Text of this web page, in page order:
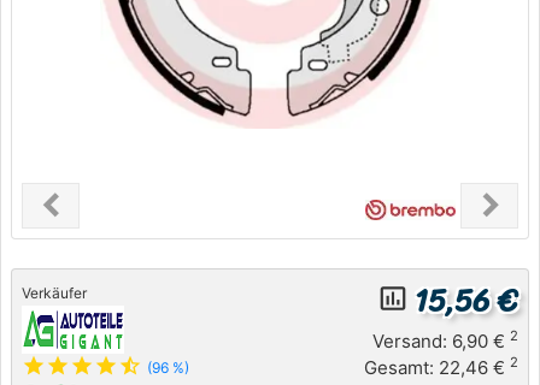
chevron_leftPrevious chevron_right
Next
Verkäufer
star star star star star_half (96 %)
insert_chart_outlined 15,56 €
Versand: 6,90 € 2
Gesamt: 22,46 € 2